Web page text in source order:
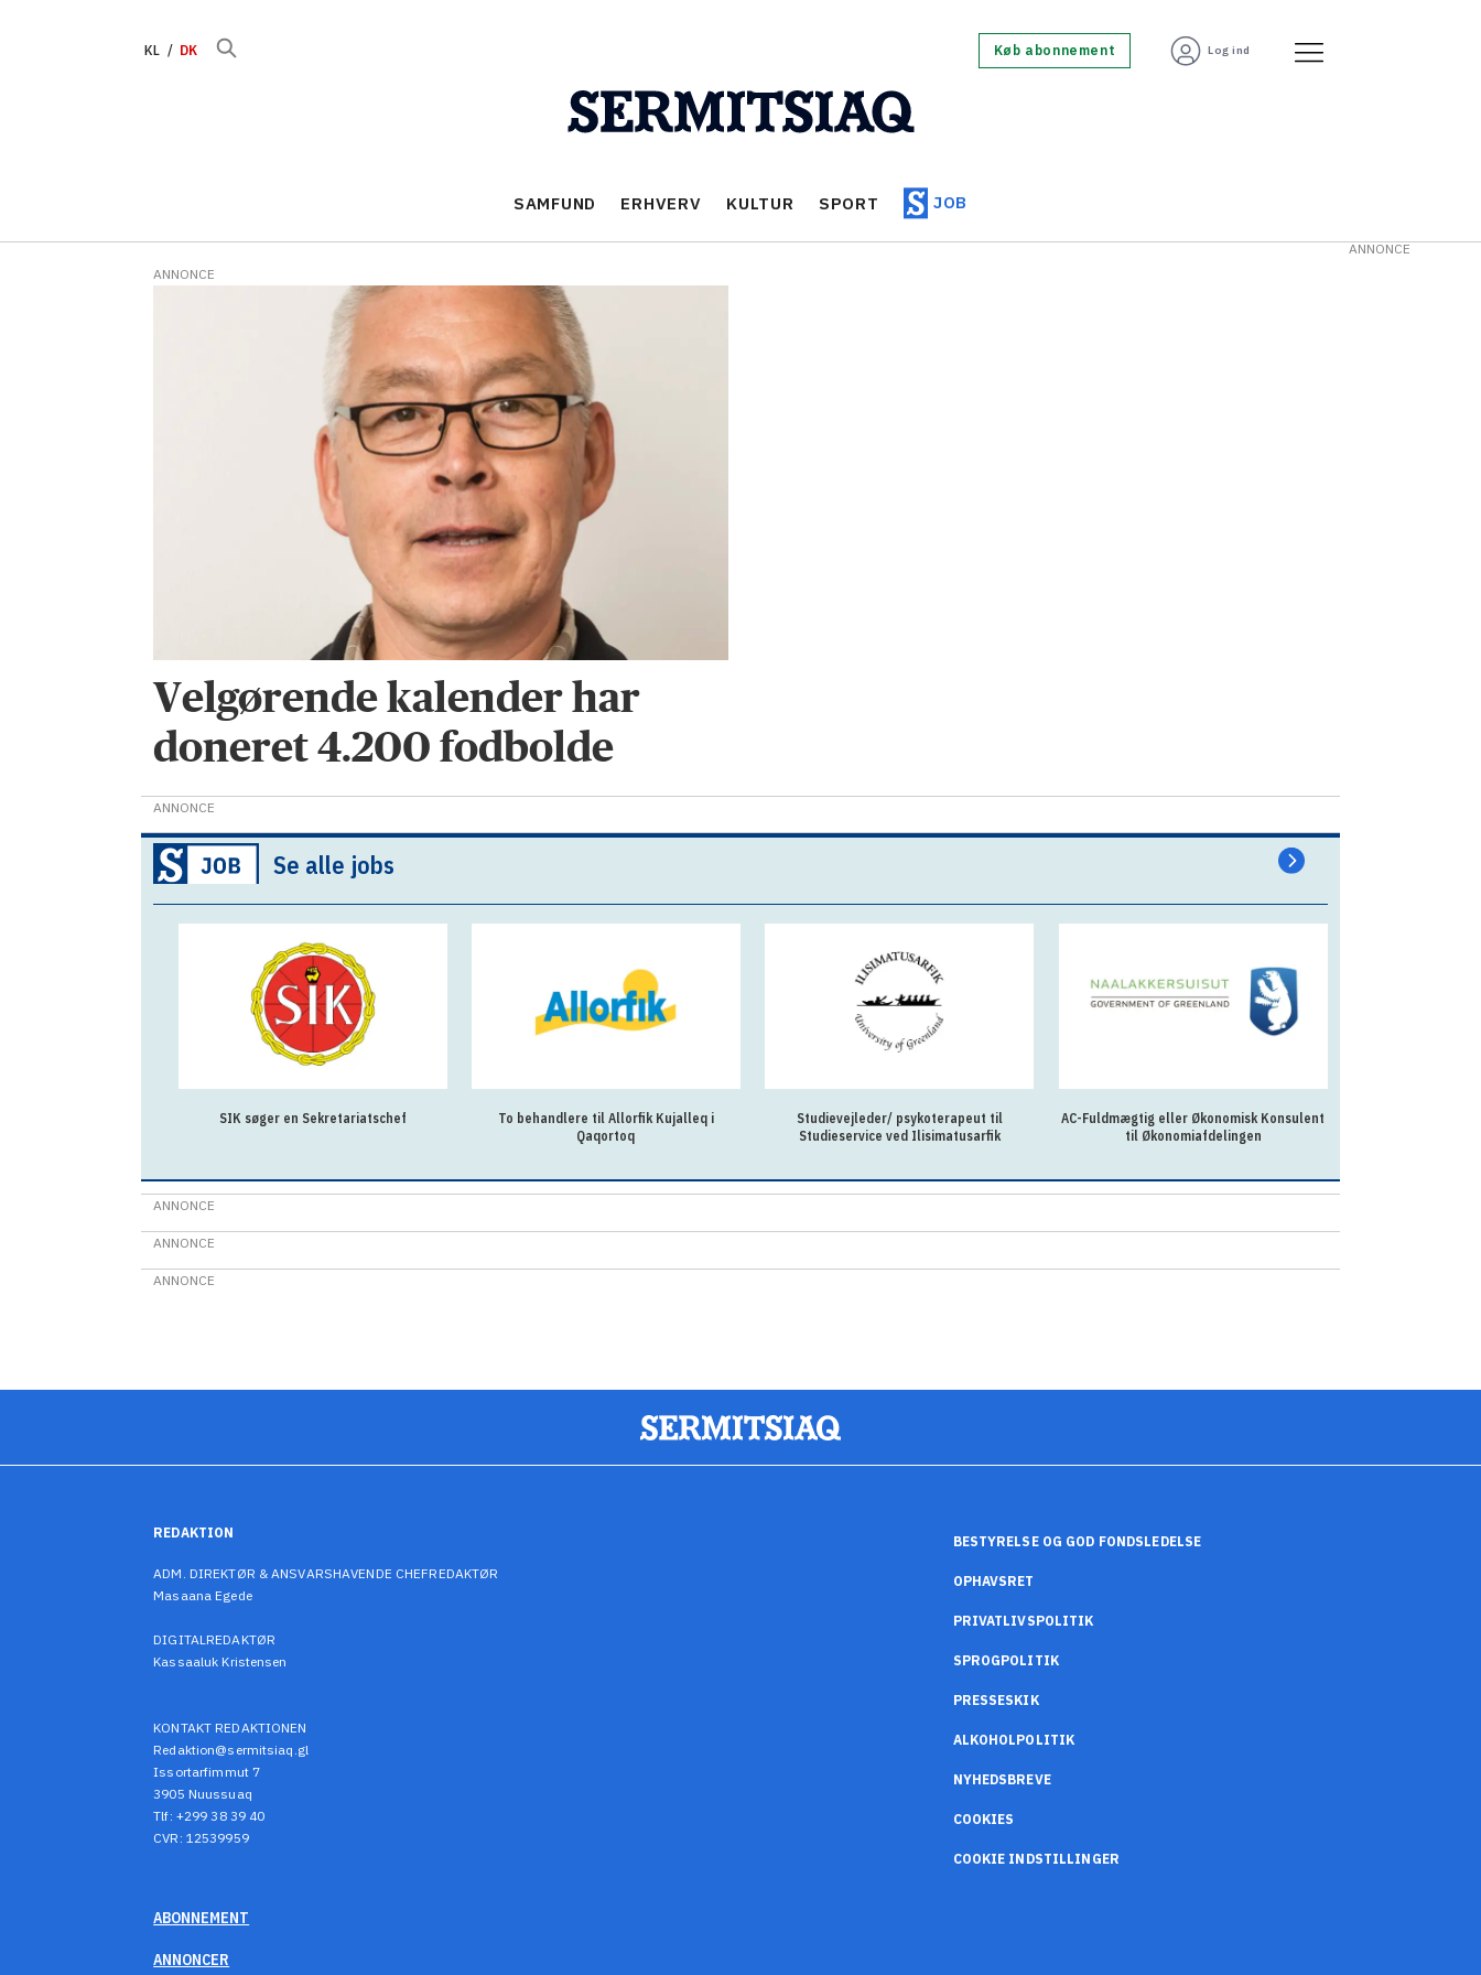
KL DK Køb abonnement Log ind
SAMFUND ERHVERV KULTUR SPORT JOB
grønlandskalender
ANNONCE
Velgørende kalender har
doneret 4.200 fodbolde
ANNONCE
Se alle jobs
SIK søger en Sekretariatschef
To behandlere til Allorfik Kujalleq i
Qaqortoq
Studievejleder/ psykoterapeut til
Studieservice ved Ilisimatusarfik
AC-Fuldmægtig eller Økonomisk Konsulent
til Økonomiafdelingen
ANNONCE
ANNONCE
ANNONCE
ANNONCE
REDAKTION
ADM. DIREKTØR & ANSVARSHAVENDE CHEFREDAKTØR
Masaana Egede
DIGITALREDAKTØR
Kassaaluk Kristensen
KONTAKT REDAKTIONEN
Redaktion@sermitsiaq.gl
Issortarfimmut 7
3905 Nuussuaq
Tlf: +299 38 39 40
CVR: 12539959
BESTYRELSE OG GOD FONDSLEDELSE
OPHAVSRET
PRIVATLIVSPOLITIK
SPROGPOLITIK
PRESSESKIK
ALKOHOLPOLITIK
NYHEDSBREVE
COOKIES
COOKIE INDSTILLINGER
ABONNEMENT
ANNONCER